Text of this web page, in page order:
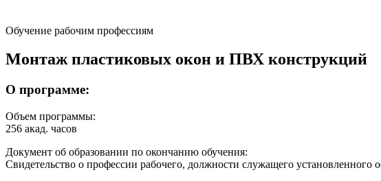
Обучение рабочим профессиям
Монтаж пластиковых окон и ПВХ конструкций
О программе:
Объем программы:
256 акад. часов
Документ об образовании по окончанию обучения:
Свидетельство о профессии рабочего, должности служащего установленного